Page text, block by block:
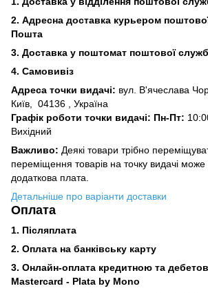
2. Адресна доставка курьером
Пошта
3. Доставка у поштомат поштової
4. Самовивіз
Адреса точки видачі: вул. В'ячеслава
Київ,
04136 , Україна
Графік роботи точки видачі: Пн-Пт:
Вихідний
Важливо: Деякі товари трібно
переміщення товарів на точку видачі може
додаткова плата.
Детальніше про варіанти доставки
Оплата
1. Післяплата
2. Оплата на банківську карту
3. Онлайн-оплата кредитною та
Mastercard - Plata by Mono